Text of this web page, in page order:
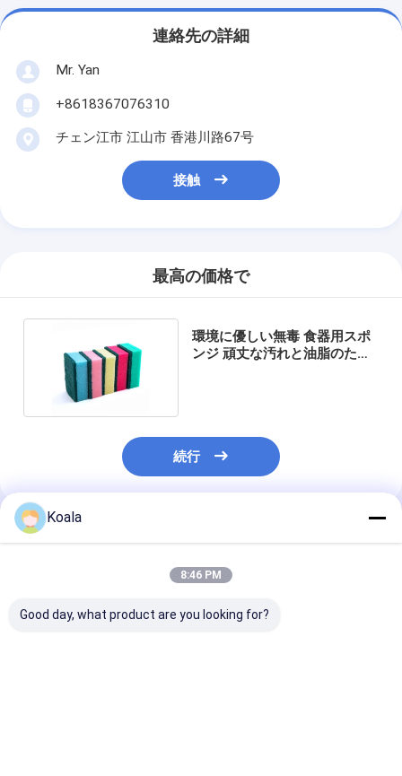
連絡先の詳細
Mr. Yan
+8618367076310
チェン江市 江山市 香港川路67号
接触
最高の価格で
環境に優しい無毒 食器用スポ
ンジ 頑丈な汚れと油脂のため
続行
推薦されたプロダクト
Koala
8:46 PM
Good day, what product are you looking for?